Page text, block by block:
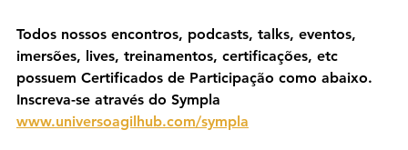
Todos nossos encontros, podcasts, talks, eventos,
imersões, lives, treinamentos, certificações, etc
possuem Certificados de Participação como abaixo.
Inscreva-se através do Sympla
www.universoagilhub.com/sympla